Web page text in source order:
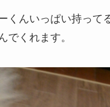
くんいっぱい持って
でくれます。